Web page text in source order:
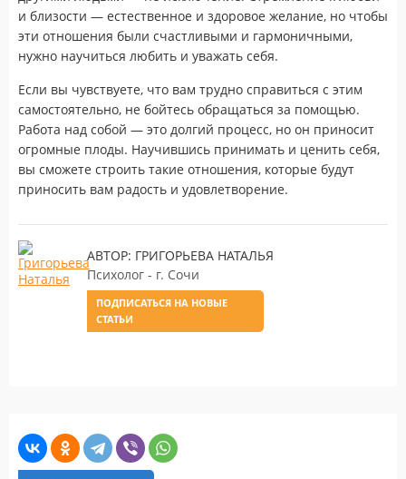
и близости — естественное и здоровое желание, но чтобы
эти отношения были счастливыми и гармоничными,
нужно научиться любить и уважать себя.
Если вы чувствуете, что вам трудно справиться с этим
самостоятельно, не бойтесь обращаться за помощью.
Работа над собой — это долгий процесс, но он приносит
огромные плоды. Научившись принимать и ценить себя,
вы сможете строить такие отношения, которые будут
приносить вам радость и удовлетворение.
АВТОР: ГРИГОРЬЕВА НАТАЛЬЯ
Психолог - г. Сочи
ПОДПИСАТЬСЯ НА НОВЫЕ
СТАТЬИ